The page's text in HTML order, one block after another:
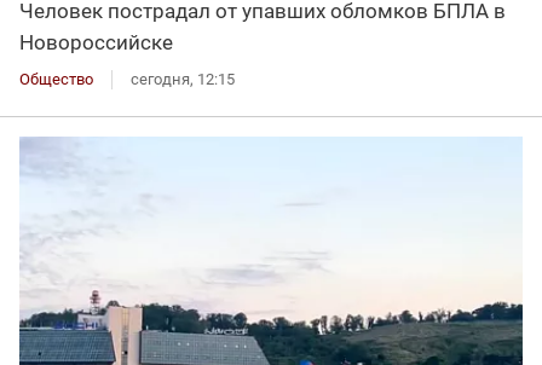
Человек пострадал от упавших обломков БПЛА в
Новороссийске
Общество сегодня, 12:15